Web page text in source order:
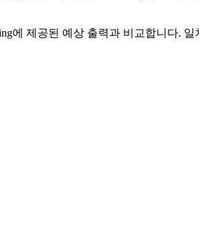
에 제공된 예상 출력과 비교합니다.